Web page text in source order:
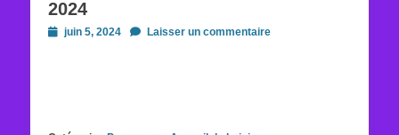
2024
Postedjuin 5, 2024 Laisser un commentaire